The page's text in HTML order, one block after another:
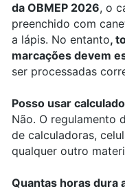
da OBMEP 2026, o
preenchido com
a lápis. No entanto,
marcações devem
ser processadas
Posso usar
Não. O regulamento
de calculadoras,
qualquer outro
Quantas horas dura